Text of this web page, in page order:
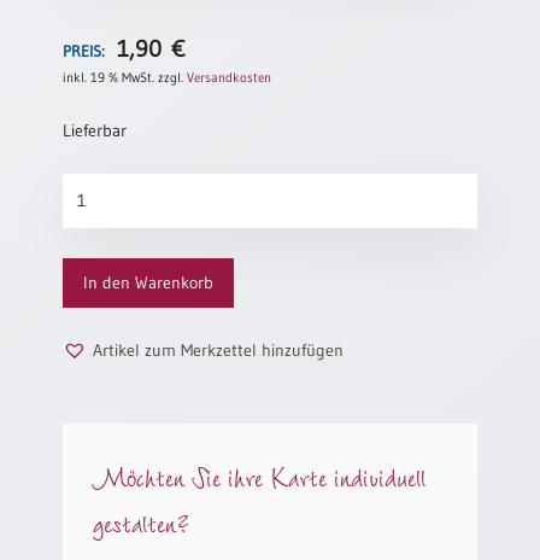
Hochzeitsjubiläum
Urkunden
Kirchen(wieder)eintritt
PC-
Urkunden
Einzelposter
PREIS: 1,90€
inkl. 19 % MwSt. zzgl.Versandkosten
Lieferbar
dieses
Kind
Menge
In den Warenkorb
Artikel zum Merkzettel hinzufügen
Möchten Sie ihre Karte individuell
gestalten?